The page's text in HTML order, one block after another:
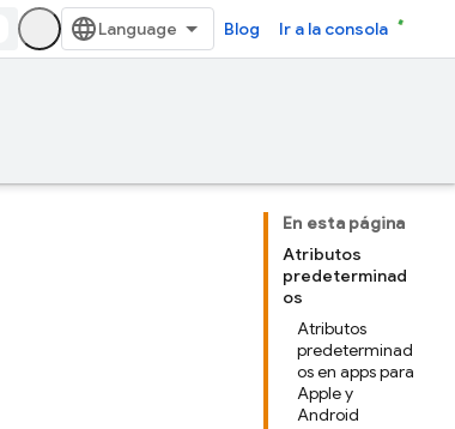
Blog Ir a la consola
En esta página
Atributos
predeterminad
os
Atributos
predeterminad
os en apps para
Apple y
Android